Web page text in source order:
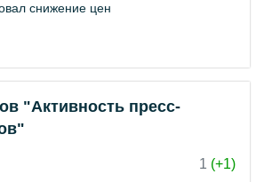
снижение цен
"Активность пресс-
1 (+1)